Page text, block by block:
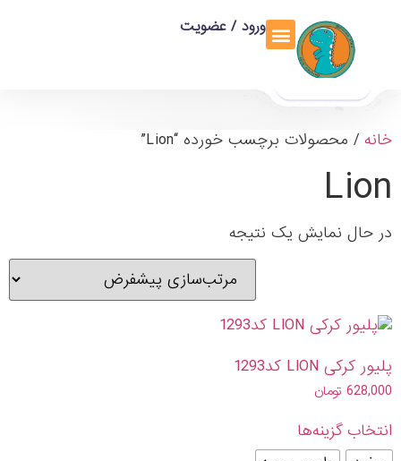
ورود / عضویت
خانه / محصولات برچسب خورده “Lion”
Lion
در حال نمایش یک نتیجه
پلیور کرکی LION کد1293
628,000 تومان
انتخاب گزینه‌ها